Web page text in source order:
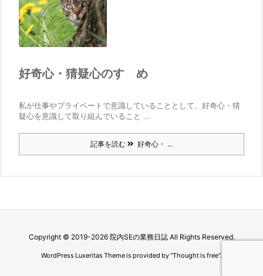
好奇心・猜疑心のすゝめ
私が仕事やプライベートで意識していることとして、好奇心・猜
疑心を意識して取り組んでいること ...
記事を読む 好奇心・ ...
Copyright © 2019-2026 院内SEの業務日誌All Rights Reserved.
WordPress Luxeritas Theme is provided by "Thought is free".